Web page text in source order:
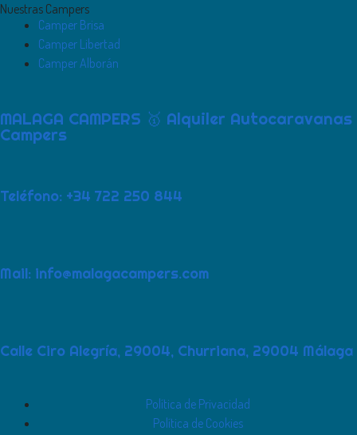
Nuestras Campers
Camper Brisa
Camper Libertad
Camper Alborán
MALAGA CAMPERS 🥇 Alquiler Autocaravanas
Campers
Teléfono: +34 722 250 844
Mail: info@malagacampers.com
Calle Ciro Alegría, 29004, Churriana, 29004 Málaga
Política de Privacidad
Política de Cookies